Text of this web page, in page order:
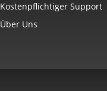
Kostenpflichtiger Support
Über Uns